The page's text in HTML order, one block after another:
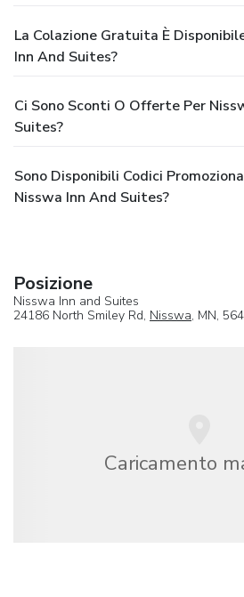
La Colazione Gratuita È
Inn And Suites?
Ci Sono Sconti O Offerte Per
Suites?
Sono Disponibili Codici
Nisswa Inn And Suites?
Posizione
Nisswa Inn and Suites
24186 North Smiley Rd, Nisswa, MN,
Caricamento